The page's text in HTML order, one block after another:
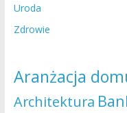
Uroda
Zdrowie
Aranżacja
Architektura